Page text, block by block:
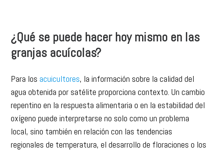
¿Qué se puede hacer hoy mismo en las
granjas acuícolas?
Para los acuicultores, la información sobre la calidad del
agua obtenida por satélite proporciona contexto. Un cambio
repentino en la respuesta alimentaria o en la estabilidad del
oxígeno puede interpretarse no solo como un problema
local, sino también en relación con las tendencias
regionales de temperatura, el desarrollo de floraciones o los